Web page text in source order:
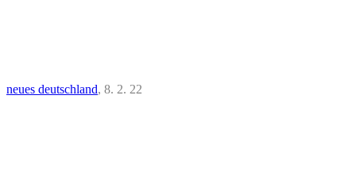
neues deutschland, 8. 2. 22